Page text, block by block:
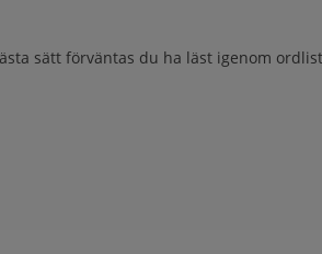
sätt förväntas du ha läst igenom